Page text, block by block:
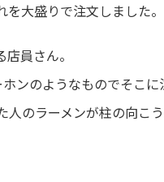
大盛りで注文しました。
員さん。
ンのようなものでそこに
人のラーメンが柱の向こ